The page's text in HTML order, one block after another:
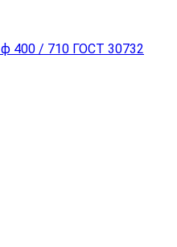
400 / 710 ГОСТ 30732